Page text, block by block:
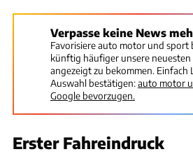
Verpasse keine News
Favorisiere auto motor und sport
künftig häufiger unsere
angezeigt zu bekommen. Einfach
Auswahl bestätigen:auto motor
Google bevorzugen.
Erster Fahreindruck